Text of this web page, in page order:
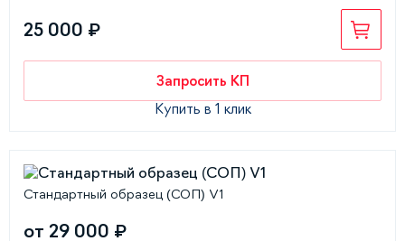
25 000 ₽
Запросить КП
Купить в 1 клик
Стандартный образец (СОП) V1
от 29 000 ₽